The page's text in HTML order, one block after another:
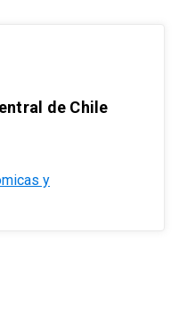
de Chile
y